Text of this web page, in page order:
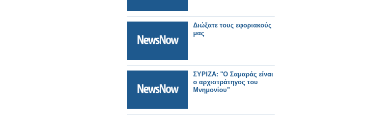
Διώξατε τους εφοριακούς
μας
ΣΥΡΙΖΑ: "Ο Σαμαράς είναι
ο αρχιστράτηγος του
Μνημονίου"